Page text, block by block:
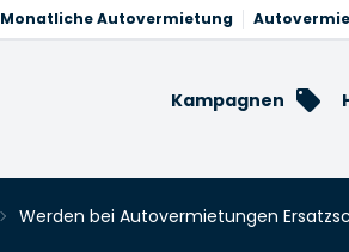
Monatliche Autovermietung
Kampagnen
Werden bei Autovermietungen